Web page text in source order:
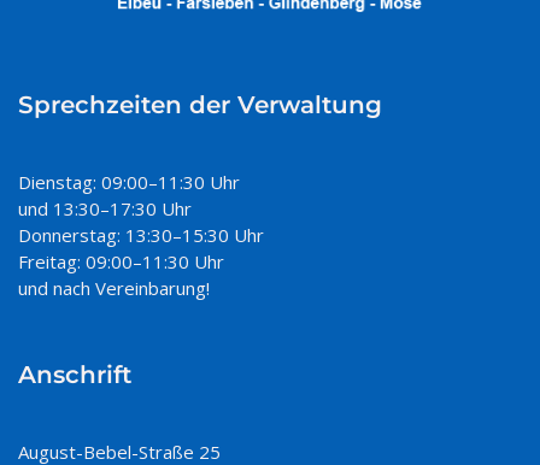
Sprechzeiten der Verwaltung
Dienstag: 09:00–11:30 Uhr
und 13:30–17:30 Uhr
Donnerstag: 13:30–15:30 Uhr
Freitag: 09:00–11:30 Uhr
und nach Vereinbarung!
Anschrift
August-Bebel-Straße 25